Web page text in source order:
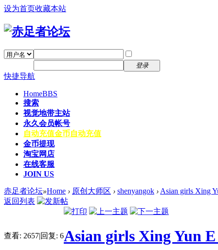
设为首页收藏本站
登录
快捷导航
HomeBBS
搜索
视觉地带主站
永久会员帐号
自动充值金币自动充值
金币提现
淘宝网店
在线客服
JOIN US
赤足者论坛»Home › 原创大师区 › shenyangok › Asian girls Xing
返回列表
查看: 2657|回复: 6Asian girls Xing Yun E